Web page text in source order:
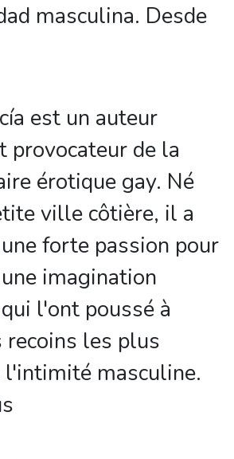
masculina. Desde
est un auteur
provocateur de la
érotique gay. Né
ville côtière, il a
forte passion pour
imagination
l'ont poussé à
les plus
l'intimité masculine.